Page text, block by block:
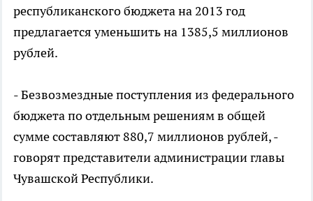
республиканского бюджета на 2013 год
предлагается уменьшить на 1385,5 миллионов
рублей.
- Безвозмездные поступления из федерального
бюджета по отдельным решениям в общей
сумме составляют 880,7 миллионов рублей, -
говорят представители администрации главы
Чувашской Республики.